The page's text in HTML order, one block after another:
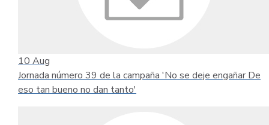
10 Aug
Jornada número 39 de la campaña 'No se deje engañar De
eso tan bueno no dan tanto'